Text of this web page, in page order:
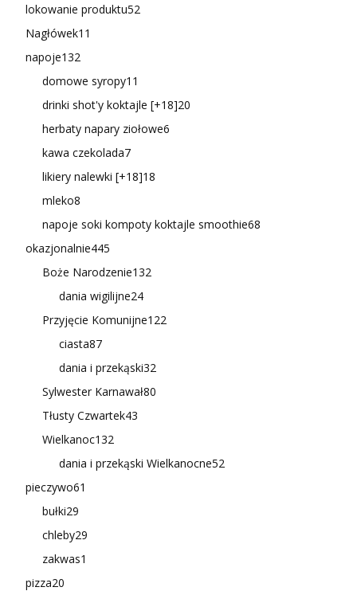
lokowanie produktu52
Nagłówek11
napoje132
domowe syropy11
drinki shot'y koktajle [+18]20
herbaty napary ziołowe6
kawa czekolada7
likiery nalewki [+18]18
mleko8
napoje soki kompoty koktajle smoothie68
okazjonalnie445
Boże Narodzenie132
dania wigilijne24
Przyjęcie Komunijne122
ciasta87
dania i przekąski32
Sylwester Karnawał80
Tłusty Czwartek43
Wielkanoc132
dania i przekąski Wielkanocne52
pieczywo61
bułki29
chleby29
zakwas1
pizza20